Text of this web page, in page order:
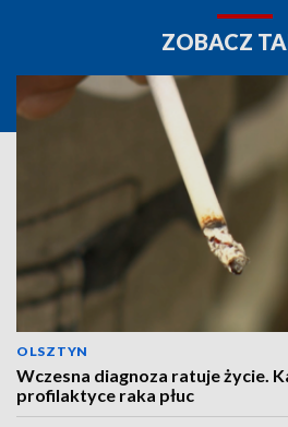
ZOBACZ
OLSZTYN
Wczesna diagnoza ratuje życie.
profilaktyce raka płuc